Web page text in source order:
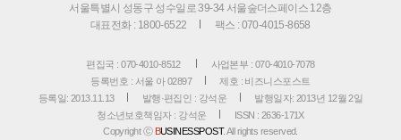
서울특별시 성동구 성수일로 39-34 서울숲더스페이스 12층
대표전화 : 1800-6522
팩스 : 070-4015-8658
편집국 : 070-4010-8512
사업본부 : 070-4010-7078
등록번호 : 서울 아 02897
제호 : 비즈니스포스트
등록일: 2013.11.13
발행·편집인 : 강석운
발행일자: 2013년 12월 2일
청소년보호책임자 : 강석운
ISSN : 2636-171X
Copyright ⓒ BUSINESSPOST. All rights reserved.